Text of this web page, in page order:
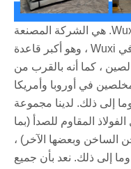
Wuxi Jianbanghaoda Steel Co. ، Ltd. هي الشركة المصنعة
المتطورة لمنتجات الصلب. إنه يقع في Wuxi ، وهو أكبر قاعدة
، كما أنه بالقرب من
في أوروبا وأمريكا
إلى ذلك. لدينا مجموعة
المقاوم للصدأ (بما
الساخن وبعضها الآخر) ،
وما إلى ذلك. نعد بأن جميع